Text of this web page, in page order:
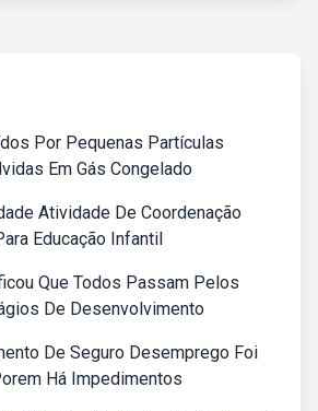
Por Pequenas Partículas
Em Gás Congelado
Atividade De Coordenação
Educação Infantil
Que Todos Passam Pelos
De Desenvolvimento
De Seguro Desemprego Foi
Há Impedimentos